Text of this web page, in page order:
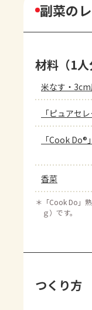
副菜の
材料（1人
米なす・
「ピュアセ
「Cook
香菜
＊ 「Cook Do」
ｇ）です。
つくり方